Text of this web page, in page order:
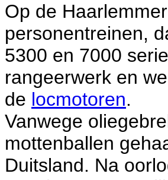
Op de
personentreinen,
5300 en 7000
rangeerwerk en
de locmotoren.
Vanwege
mottenballen
Duitsland. Na